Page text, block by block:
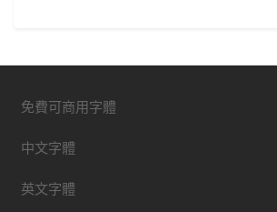
免費可商用字體
中文字體
英文字體